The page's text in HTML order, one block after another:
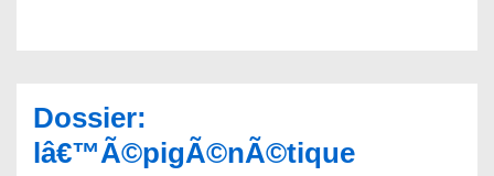
Dossier:
lâ€™Ã©pigÃ©nÃ©tique